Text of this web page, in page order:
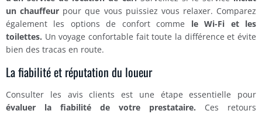
un chauffeur pour que vous puissiez vous relaxer. Comparez
également les options de confort comme le Wi-Fi et les
toilettes. Un voyage confortable fait toute la différence et évite
bien des tracas en route.
La fiabilité et réputation du loueur
Consulter les avis clients est une étape essentielle pour
évaluer la fiabilité de votre prestataire. Ces retours